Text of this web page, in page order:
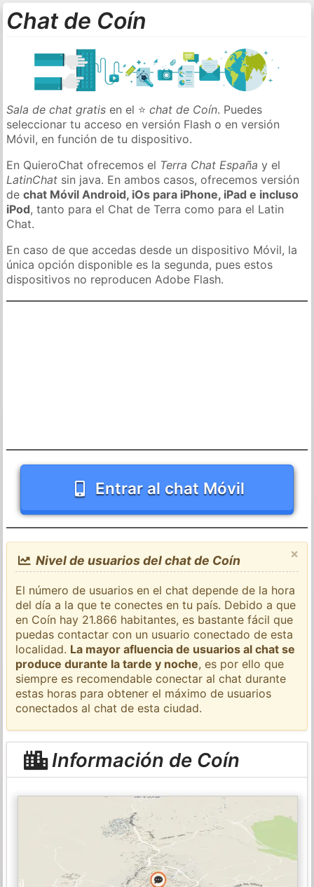
Chat de Coín
Sala de chat gratis en el ⭐chat de Coín. Puedes
seleccionar tu acceso en versión Flash o en versión
Móvil, en función de tu dispositivo.
En QuieroChat ofrecemos el Terra Chat España y el
LatinChat sin java. En ambos casos, ofrecemos versión
dechat Móvil Android, iOs para iPhone, iPad e incluso
iPod, tanto para el Chat de Terra como para el Latin
Chat.
En caso de que accedas desde un dispositivo Móvil, la
única opción disponible es la segunda, pues estos
dispositivos no reproducen Adobe Flash.
Entrar al chat Móvil
×
Nivel de usuarios del chat de Coín
El número de usuarios en el chat depende de la hora
del día a la que te conectes en tu país. Debido a que
en Coín hay 21.866 habitantes, es bastante fácil que
puedas contactar con un usuario conectado de esta
localidad. La mayor afluencia de usuarios al chat se
produce durante la tarde y noche, es por ello que
siempre es recomendable conectar al chat durante
estas horas para obtener el máximo de usuarios
conectados al chat de esta ciudad.
Información de Coín